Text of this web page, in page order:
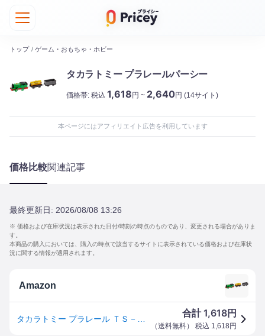
トップ / ゲーム・おもちゃ・ホビー
タカラトミー プラレールパーシー
価格帯: 税込 1,618 円 ~ 2,640円 (14サイト)
本ページにはアフィリエイト広告を利用しています
価格比較関連記事
最終更新日: 2026/08/08 13:26
※ 価格および在庫状況は表示された日付/時刻の時点のものであり、変更される場合がありま
す。
本商品の購入においては、購入の時点で該当するサイトに表示されている価格および在庫状
況に関する情報が適用されます。
Amazon
合計1,618円
（送料無料） 税込 1,618 円